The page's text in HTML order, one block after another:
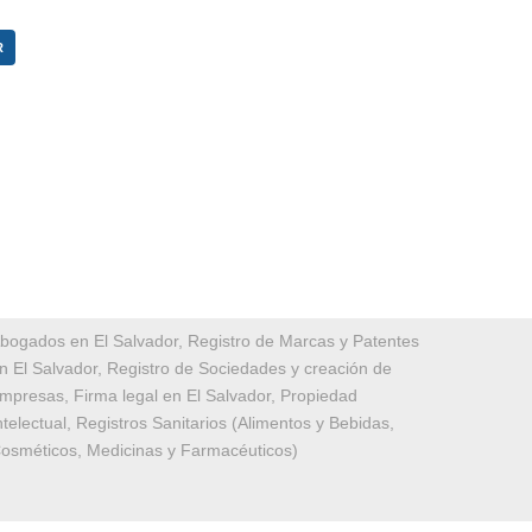
en El Salvador, Registro de Marcas y Patentes
El Salvador, Registro de Sociedades y creación de
Firma legal en El Salvador, Propiedad
Registros Sanitarios (Alimentos y Bebidas,
Medicinas y Farmacéuticos)